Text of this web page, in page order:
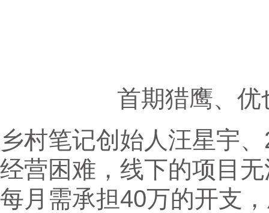
首期猎鹰、
乡村笔记创始人汪星宇
经营困难，线下的项目
每月需承担40万的开支